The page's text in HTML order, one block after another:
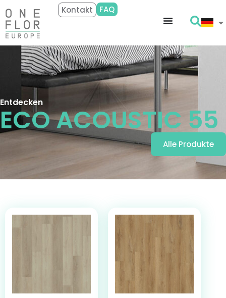
Kontakt FAQ
Entdecken
ECO ACOUSTIC 55
Alle Produkte